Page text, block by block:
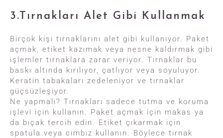
3.Tırnakları Alet Gibi Kullanmak
Birçok kişi tırnaklarını alet gibi kullanıyor. Paket
açmak, etiket kazımak veya nesne kaldırmak gibi
işlemler tırnaklara zarar veriyor. Tırnaklar bu
baskı altında kırılıyor, çatlıyor veya soyuluyor.
Keratin tabakaları zedeleniyor ve tırnaklar
güçsüzleşiyor.
Ne yapmalı? Tırnakları sadece tutma ve koruma
işlevi için kullanın. Paket açmak için makas ya
da bıçak tercih edin. Etiket çıkarmak için
spatula veya cımbız kullanın. Böylece tırnak